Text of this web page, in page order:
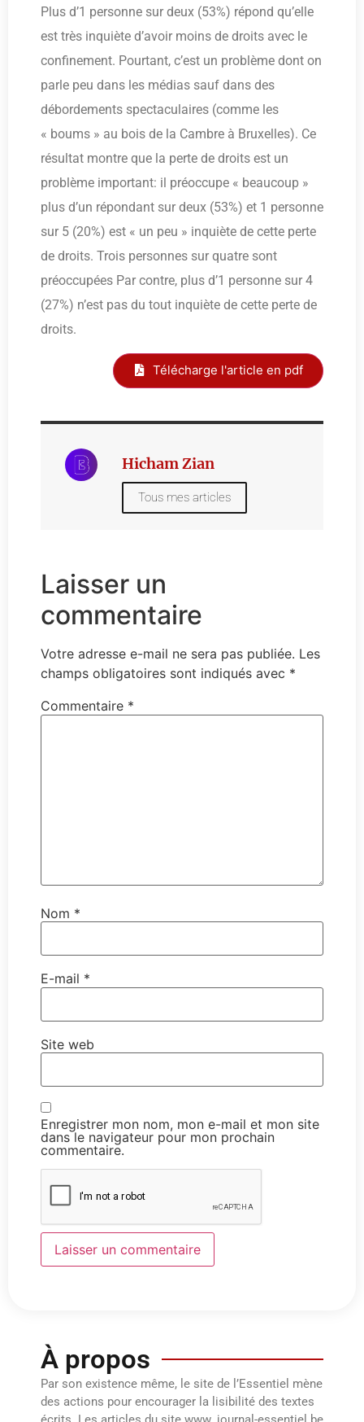
Plus d’1 personne sur deux (53%) répond qu’elle
est très inquiète d’avoir moins de droits avec le
confinement. Pourtant, c’est un problème dont on
parle peu dans les médias sauf dans des
débordements spectaculaires (comme les
« boums » au bois de la Cambre à Bruxelles). Ce
résultat montre que la perte de droits est un
problème important: il préoccupe « beaucoup »
plus d’un répondant sur deux (53%) et 1 personne
sur 5 (20%) est « un peu » inquiète de cette perte
de droits. Trois personnes sur quatre sont
préoccupées Par contre, plus d’1 personne sur 4
(27%) n’est pas du tout inquiète de cette perte de
droits.
Télécharge l'article en pdf
Hicham Zian
Tous mes articles
Laisser un
commentaire
Votre adresse e-mail ne sera pas publiée. Les
champs obligatoires sont indiqués avec *
Commentaire *
Nom *
E-mail *
Site web
Enregistrer mon nom, mon e-mail et mon site
dans le navigateur pour mon prochain
commentaire.
À propos
Par son existence même, le site de l’Essentiel mène
des actions pour encourager la lisibilité des textes